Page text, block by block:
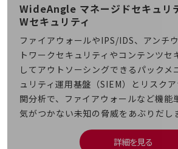
5Gデータプラス
データプラス
IoT向け回線料金
モバイルサービス
端末の一元管理
WideAngle マネージドセキュリ
Wセキュリティ
ファイアウォールやIPS/IDS、アンチ
トワークセキュリティやコンテンツセ
してアウトソーシングできるパックメ
ュリティ運用基盤（SIEM）とリスク
関分析で、ファイアウォールなど機能
気がつかない未知の脅威をあぶりだし
詳細を見る